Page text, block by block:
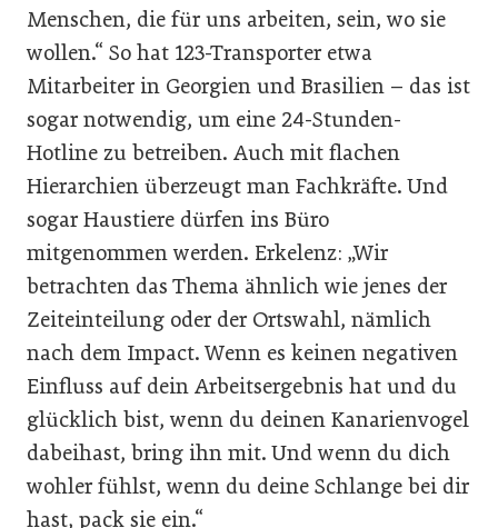
Menschen, die für uns arbeiten, sein, wo sie
wollen.“ So hat 123-Transporter etwa
Mitarbeiter in Georgien und Brasilien – das ist
sogar notwendig, um eine 24-Stunden-
Hotline zu betreiben. Auch mit flachen
Hierarchien überzeugt man Fachkräfte. Und
sogar Haustiere dürfen ins Büro
mitgenommen werden. Erkelenz: „Wir
betrachten das Thema ähnlich wie jenes der
Zeiteinteilung oder der Ortswahl, nämlich
nach dem Impact. Wenn es keinen negativen
Einfluss auf dein Arbeitsergebnis hat und du
glücklich bist, wenn du deinen Kanarienvogel
dabeihast, bring ihn mit. Und wenn du dich
wohler fühlst, wenn du deine Schlange bei dir
hast, pack sie ein.“